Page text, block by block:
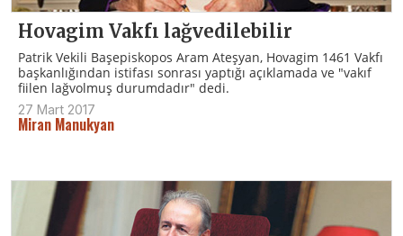
Hovagim Vakfı lağvedilebilir
Patrik Vekili Başepiskopos Aram Ateşyan, Hovagim 1461 Vakfı
başkanlığından istifası sonrası yaptığı açıklamada ve "vakıf
fiilen lağvolmuş durumdadır" dedi.
27 Mart 2017
Miran Manukyan